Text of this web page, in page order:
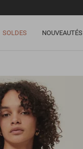
SOLDES NOUVEAUTÉS